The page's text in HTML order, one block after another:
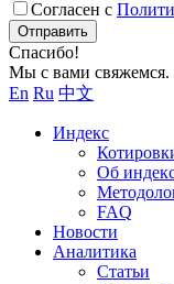
Согласен с
Отправить
Спасибо!
Мы с вами свяжемся.
En Ru 中文
Индекс
Об
FAQ
Новости
Аналитика
Статьи